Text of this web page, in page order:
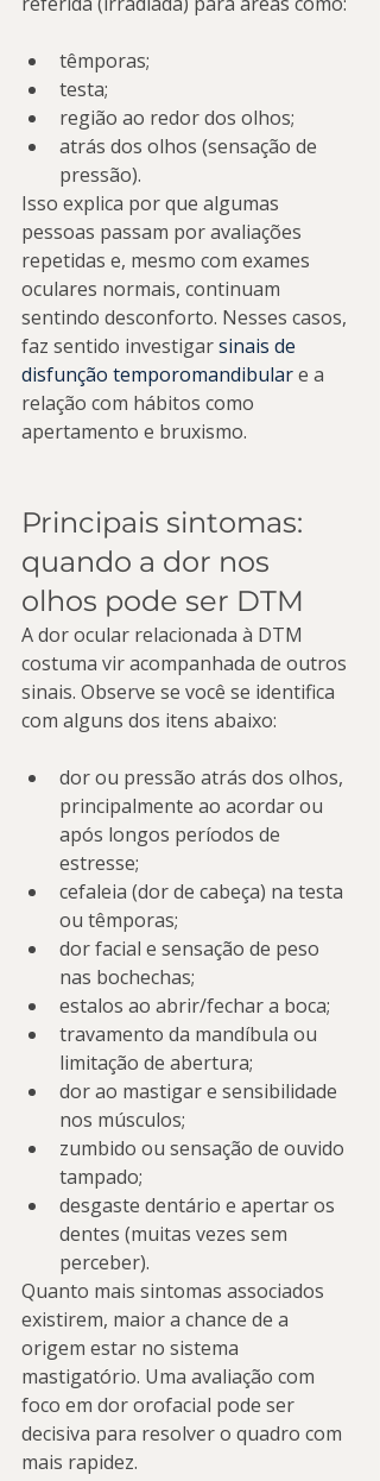
têmporas;
testa;
região ao redor dos olhos;
atrás dos olhos (sensação de
pressão).
Isso explica por que algumas
pessoas passam por avaliações
repetidas e, mesmo com exames
oculares normais, continuam
sentindo desconforto. Nesses casos,
faz sentido investigar sinais de
disfunção temporomandibular e a
relação com hábitos como
apertamento e bruxismo.
Principais sintomas:
quando a dor nos
olhos pode ser DTM
A dor ocular relacionada à DTM
costuma vir acompanhada de outros
sinais. Observe se você se identifica
com alguns dos itens abaixo:
dor ou pressão atrás dos olhos,
principalmente ao acordar ou
após longos períodos de
estresse;
cefaleia (dor de cabeça) na testa
ou têmporas;
dor facial e sensação de peso
nas bochechas;
estalos ao abrir/fechar a boca;
travamento da mandíbula ou
limitação de abertura;
dor ao mastigar e sensibilidade
nos músculos;
zumbido ou sensação de ouvido
tampado;
desgaste dentário e apertar os
dentes (muitas vezes sem
perceber).
Quanto mais sintomas associados
existirem, maior a chance de a
origem estar no sistema
mastigatório. Uma avaliação com
foco em dor orofacial pode ser
decisiva para resolver o quadro com
mais rapidez.